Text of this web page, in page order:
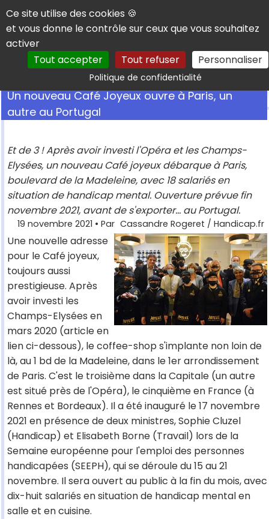
Panneau de gestion des cookies
Ce site utilise des cookies 🍪
et vous donne le contrôle sur ceux que vous souhaitez
activer
Tout accepter
Tout refuser Personnaliser
Politique de confidentialitéRechercher
Un nouveau Café Joyeux ouvre à Paris, un
autre au Portugal
Et de 3 ! Après avoir investi l'Opéra et les Champs-
Elysées, un nouveau Café joyeux débarque à Paris,
boulevard de la Madeleine, avec 18 salariés en
situation de handicap mental. Ouverture prévue fin
novembre 2021, avant de s'exporter... au Portugal.
19 novembre 2021 • Par Cassandre Rogeret / Handicap.fr
Une nouvelle adresse
pour le Café joyeux,
toujours aussi
prestigieuse. Après
avoir investi les
Champs-Elysées en
mars 2020 (article en
lien ci-dessous), le coffee-shop s'implante non loin de
là, au 1 bd de la Madeleine, dans le 1er arrondissement
de Paris. C'est le troisième dans la Capitale (un autre
est situé près de l'Opéra), le cinquième en France (à
Rennes et Bordeaux). Il a été inauguré le 17 novembre
2021 en présence de deux ministres, Sophie Cluzel
(Handicap) et Elisabeth Borne (Travail) lors de la
Semaine européenne pour l'emploi des personnes
handicapées (SEEPH), qui se déroule du 15 au 21
novembre. Il sera ouvert au public à la fin du mois, avec
dix-huit salariés en situation de handicap mental en
salle et en cuisine.